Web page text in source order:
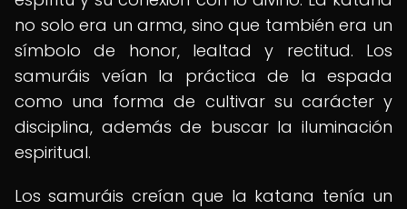
no solo era un arma, sino que también era un
símbolo de honor, lealtad y rectitud. Los
samuráis veían la práctica de la espada
como una forma de cultivar su carácter y
disciplina, además de buscar la iluminación
espiritual.
Los samuráis creían que la katana tenía un